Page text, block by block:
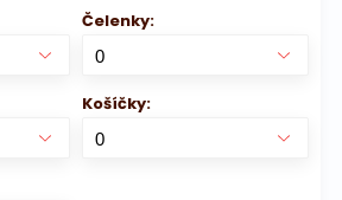
Čelenky:
Košíčky: